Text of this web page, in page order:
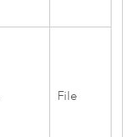
File